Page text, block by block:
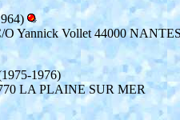
O Yannick Vollet 44000
1976)
LA PLAINE SUR MER